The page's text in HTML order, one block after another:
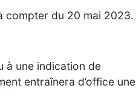
compter du 20 mai 2023.
à une indication de
entraînera d’office une